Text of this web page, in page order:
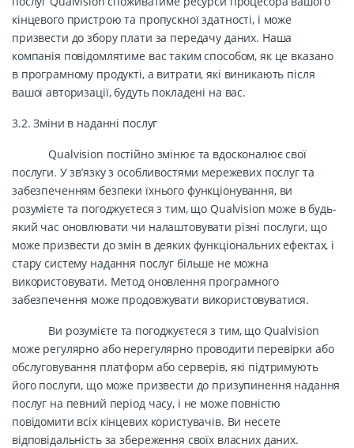
кінцевого пристрою та пропускної здатності, і може
призвести до збору плати за передачу даних. Наша
компанія повідомлятиме вас таким способом, як це вказано
в програмному продукті, а витрати, які виникають після
вашої авторизації, будуть покладені на вас.
3.2. Зміни в наданні послуг
Qualvision постійно змінює та вдосконалює свої
послуги. У зв’язку з особливостями мережевих послуг та
забезпеченням безпеки їхнього функціонування, ви
розумієте та погоджуєтеся з тим, що Qualvision може в будь-
який час оновлювати чи налаштовувати різні послуги, що
може призвести до змін в деяких функціональних ефектах, і
стару систему надання послуг більше не можна
використовувати. Метод оновлення програмного
забезпечення може продовжувати використовуватися.
Ви розумієте та погоджуєтеся з тим, що Qualvision
може регулярно або нерегулярно проводити перевірки або
обслуговування платформ або серверів, які підтримують
його послуги, що може призвести до призупинення надання
послуг на певний період часу, і не може повністю
повідомити всіх кінцевих користувачів. Ви несете
відповідальність за збереження своїх власних даних.